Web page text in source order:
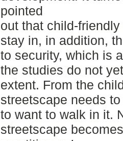
pointed
out that child-
stay in, in addition,
to security, which is
the studies do not
extent. From the
streetscape needs
to want to walk in it.
streetscape